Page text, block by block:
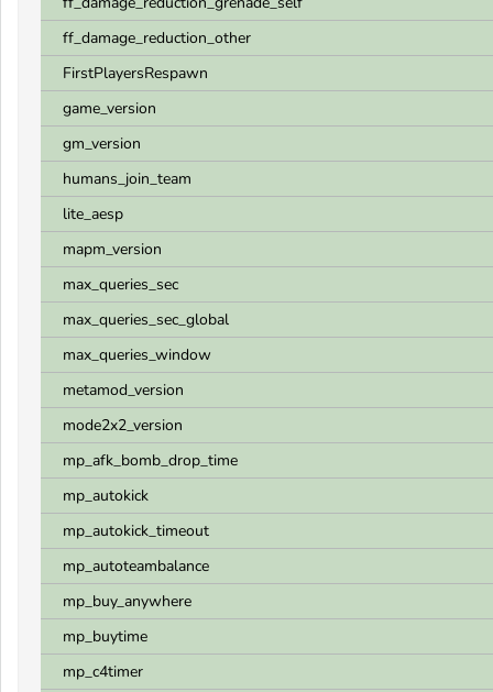
ff_damage_reduction_other
FirstPlayersRespawn
game_version
gm_version
humans_join_team
lite_aesp
mapm_version
max_queries_sec
max_queries_sec_global
max_queries_window
metamod_version
mode2x2_version
mp_afk_bomb_drop_time
mp_autokick
mp_autokick_timeout
mp_autoteambalance
mp_buy_anywhere
mp_buytime
mp_c4timer